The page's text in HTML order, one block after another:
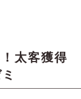
太客獲得